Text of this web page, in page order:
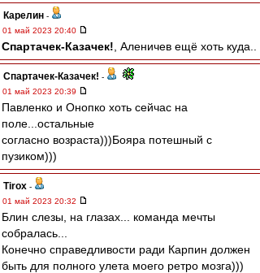
Карелин -
01 май 2023 20:40
Спартачек-Казачек! , Аленичев ещё хоть куда..
Спартачек-Казачек! -
01 май 2023 20:39
Павленко и Онопко хоть сейчас на
поле...остальные
согласно возраста)))Бояра потешный с
пузиком)))
Tirox -
01 май 2023 20:32
Блин слезы, на глазах... команда мечты
собралась...
Конечно справедливости ради Карпин должен
быть для полного улета моего ретро мозга)))